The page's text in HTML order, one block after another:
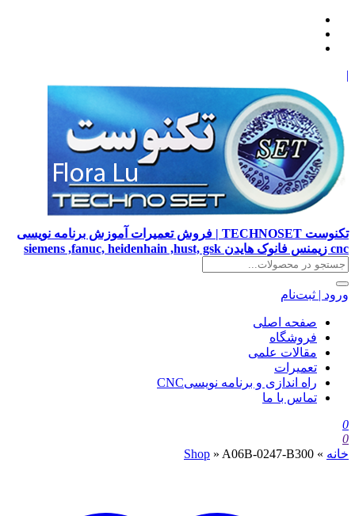
|
تکنوست TECHNOSET | فروش تعمیرات آموزش برنامه نویسی
cnc زیمنس فانوک هایدن siemens ,fanuc, heidenhain ,hust, gsk
ورود | ثبت‌نام
صفحه اصلی
فروشگاه
مقالات علمی
تعمیرات
راه اندازی و برنامه نویسیCNC
تماس با ما
0
0
خانه »
Shop » A06B-0247-B300